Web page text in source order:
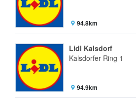
94.8km
Lidl Kalsdorf
Kalsdorfer Ring 1
94.9km